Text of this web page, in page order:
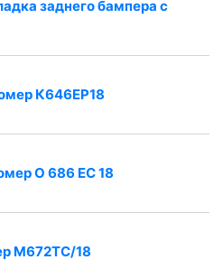
заднего бампера с
К646ЕР18
О 686 ЕС 18
М672ТС/18